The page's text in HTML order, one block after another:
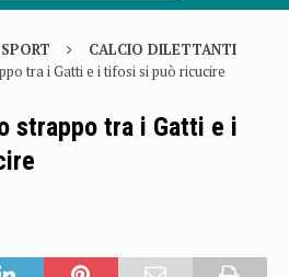
SPORT
CALCIO DILETTANTI
tra i Gatti e i tifosi si può ricucire
strappo tra i Gatti e i